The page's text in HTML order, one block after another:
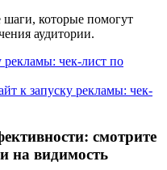
которые помогут
аудитории.
к запуску рекламы: чек-
смотрите
на видимость